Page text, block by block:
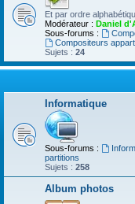
Et par ordre
Modérateur : Daniel
Sous-forums :
Compositeurs
Sujets : 24
Informatique
Sous-forums :
partitions
Sujets : 258
Album photos